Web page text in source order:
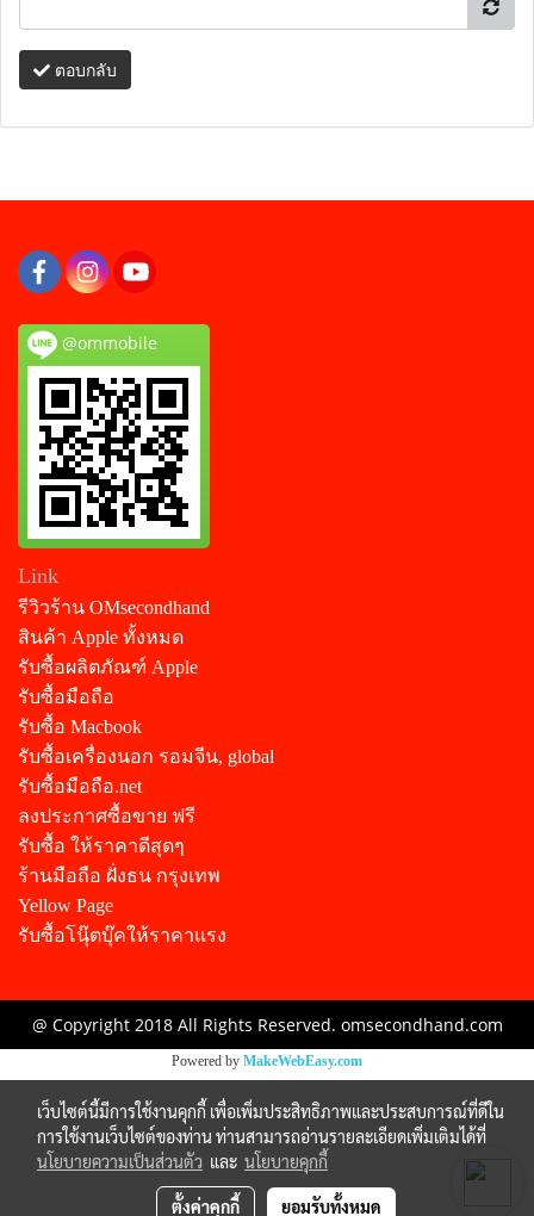
ตอบกลับ
@ommobile
Link
รีวิวร้าน OMsecondhand
สินค้า Apple ทั้งหมด
รับซื้อผลิตภัณฑ์ Apple
รับซื้อมือถือ
รับซื้อ Macbook
รับซื้อเครื่องนอก รอมจีน, global
รับซื้อมือถือ.net
ลงประกาศซื้อขาย ฟรี
รับซื้อ ให้ราคาดีสุดๆ
ร้านมือถือ ฝั่งธน กรุงเทพ
Yellow Page
รับซื้อโนุ๊ตบุ๊คให้ราคาแรง
@ Copyright 2018 All Rights Reserved. omsecondhand.com
Powered by MakeWebEasy.com
เว็บไซต์นี้มีการใช้งานคุกกี้ เพื่อเพิ่มประสิทธิภาพและประสบการณ์ที่ดีใน
การใช้งานเว็บไซต์ของท่าน ท่านสามารถอ่านรายละเอียดเพิ่มเติมได้ที่
นโยบายความเป็นส่วนตัว และ นโยบายคุกกี้
ตั้งค่าคุกกี้ ยอมรับทั้งหมด